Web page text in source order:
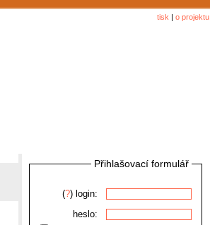
tisk | o projektu
Přihlašovací formulář
(?) login:
heslo: